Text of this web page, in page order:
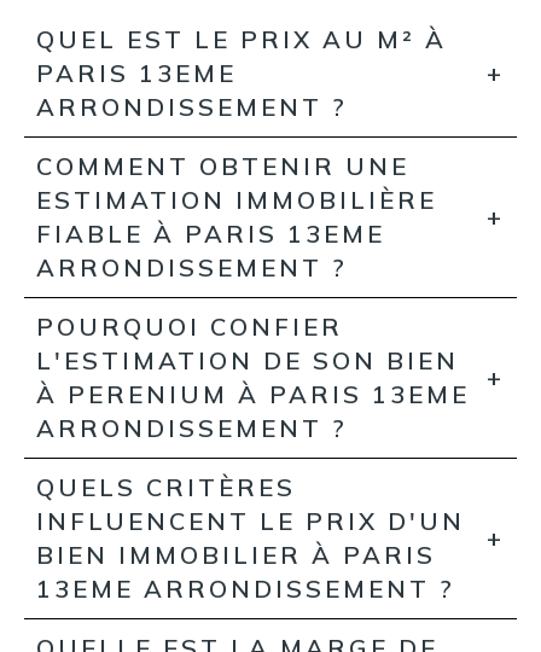
QUEL EST LE PRIX AU M² À
PARIS 13EME
ARRONDISSEMENT ?
COMMENT OBTENIR UNE
ESTIMATION IMMOBILIÈRE
FIABLE À PARIS 13EME
ARRONDISSEMENT ?
POURQUOI CONFIER
L'ESTIMATION DE SON BIEN
À PERENIUM À PARIS 13EME
ARRONDISSEMENT ?
QUELS CRITÈRES
INFLUENCENT LE PRIX D'UN
BIEN IMMOBILIER À PARIS
13EME ARRONDISSEMENT ?